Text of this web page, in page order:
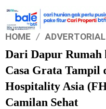
HOME ADVERTORIAL
Dari Dapur Rumah
Casa Grata Tampil
Hospitality Asia
Camilan Sehat